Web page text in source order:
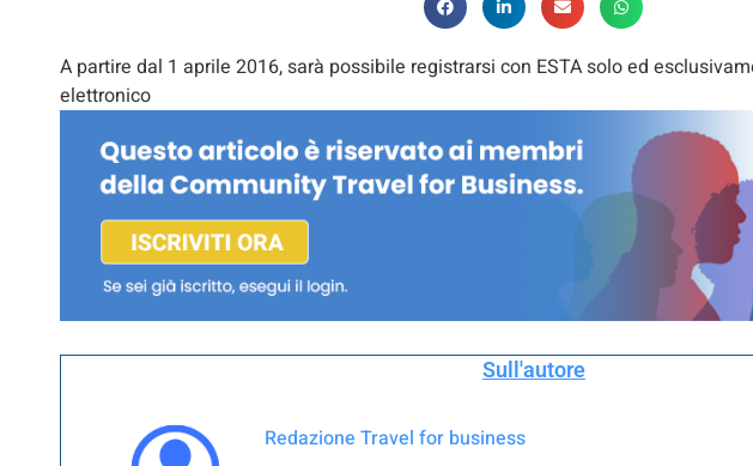
A partire dal 1 aprile 2016, sarà possibile registrarsi con ESTA solo ed
elettronico
Sull'autore
Redazione Travel for business